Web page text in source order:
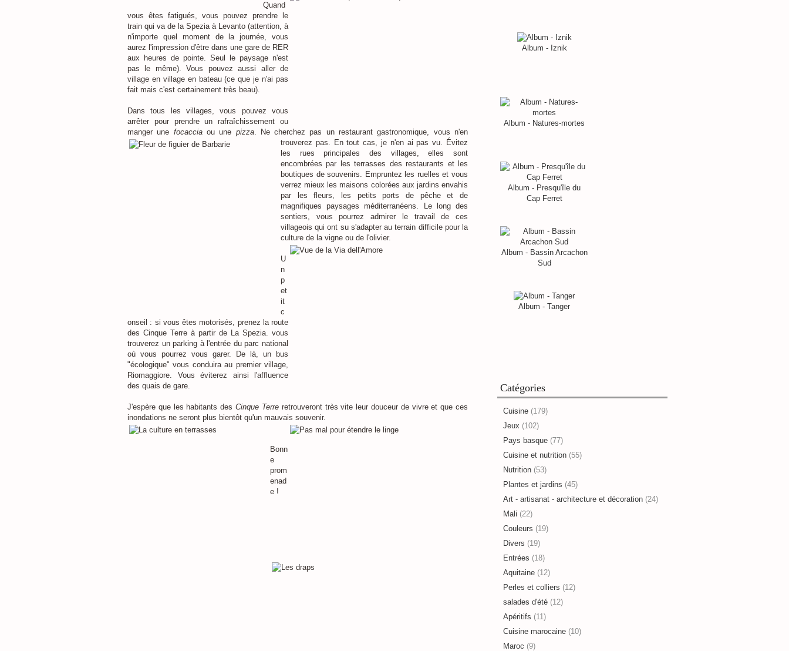
Quand
vous êtes fatigués, vous pouvez prendre le
train qui va de la Spezia à Levanto (attention, à
n'importe quel moment de la journée, vous
aurez l'impression d'être dans une gare de RER
aux heures de pointe. Seul le paysage n'est
pas le même). Vous pouvez aussi aller de
village en village en bateau (ce que je n'ai pas
fait mais c'est certainement très beau).
Dans tous les villages, vous pouvez vous
arrêter pour prendre un rafraîchissement ou
manger une focacciaou une pizza. Ne cherchez pas un restaurant gastronomique, vous n'en
trouverez pas. En tout cas, je n'en ai pas vu. Évitez
les rues principales des villages, elles sont
encombrées par les terrasses des restaurants et les
boutiques de souvenirs. Empruntez les ruelles et vous
verrez mieux les maisons colorées aux jardins envahis
par les fleurs, les petits ports de pêche et de
magnifiques paysages méditerranéens. Le long des
sentiers, vous pourrez admirer le travail de ces
villageois qui ont su s'adapter au terrain difficile pour la
culture de la vigne ou de l'olivier.
U
n
p
et
it
c
onseil : si vous êtes motorisés, prenez la route
des Cinque Terre à partir de La Spezia. vous
trouverez un parking à l'entrée du parc national
où vous pourrez vous garer. De là, un bus
"écologique" vous conduira au premier village,
Riomaggiore. Vous éviterez ainsi l'affluence
des quais de gare.
J'espère que les habitants desCinque Terreretrouveront très vite leur douceur de vivre et que ces
inondations ne seront plus bientôt qu'un mauvais souvenir.
Bonn
e
prom
enad
e !
Album - Iznik
Album - Natures-mortes
Album - Presqu'île du
Cap Ferret
Album - Bassin Arcachon
Sud
Album - Tanger
Catégories
Cuisine (179)
Jeux (102)
Pays basque (77)
Cuisine et nutrition (55)
Nutrition (53)
Plantes et jardins (45)
Art - artisanat - architecture et décoration (24)
Mali (22)
Couleurs (19)
Divers (19)
Entrées (18)
Aquitaine (12)
Perles et colliers (12)
salades d'été (12)
Apéritifs (11)
Cuisine marocaine (10)
Maroc (9)